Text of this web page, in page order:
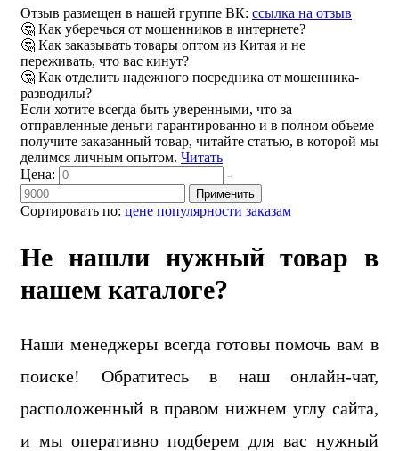
Отзыв размещен в нашей группе ВК: ссылка на отзыв
🤔 Как уберечься от мошенников в интернете?
🤔 Как заказывать товары оптом из Китая и не
переживать, что вас кинут?
🤔 Как отделить надежного посредника от мошенника-
разводилы?
Если хотите всегда быть уверенными, что за
отправленные деньги гарантированно и в полном объеме
получите заказанный товар, читайте статью, в которой мы
делимся личным опытом. Читать
Сортировать по: цене популярности заказам
Цена: -
Применить
Не нашли нужный товар в
нашем каталоге?
Наши менеджеры всегда готовы помочь вам в
поиске! Обратитесь в наш онлайн-чат,
расположенный в правом нижнем углу сайта,
и мы оперативно подберем для вас нужный